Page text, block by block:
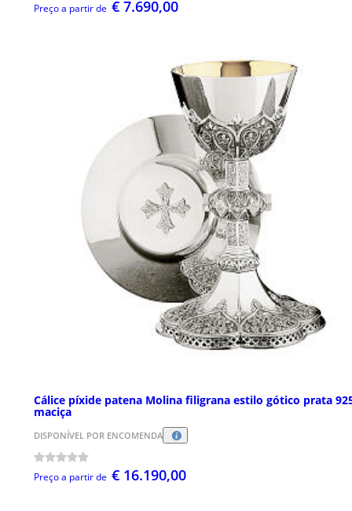
Preço a partir de € 7.690,00
Cálice píxide patena Molina filigrana estilo gótico prata
maciça
DISPONÍVEL POR ENCOMENDA
Preço a partir de € 16.190,00